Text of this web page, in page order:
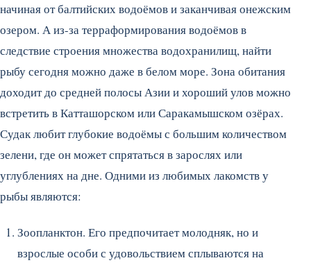
начиная от балтийских водоёмов и заканчивая онежским
озером. А из-за терраформирования водоёмов в
следствие строения множества водохранилищ, найти
рыбу сегодня можно даже в белом море. Зона обитания
доходит до средней полосы Азии и хороший улов можно
встретить в Катташорском или Саракамышском озёрах.
Судак любит глубокие водоёмы с большим количеством
зелени, где он может спрятаться в зарослях или
углублениях на дне. Одними из любимых лакомств у
рыбы являются:
Зоопланктон. Его предпочитает молодняк, но и
взрослые особи с удовольствием сплываются на